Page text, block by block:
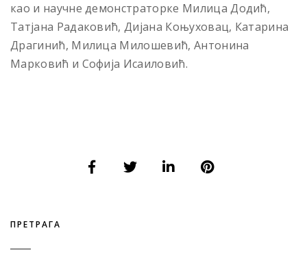
као и научне демонстраторке Милица Додић,
Татјана Радаковић, Дијана Коњуховац, Катарина
Драгинић, Милица Милошевић, Антонина
Марковић и Софија Исаиловић.
ПРЕТРАГА